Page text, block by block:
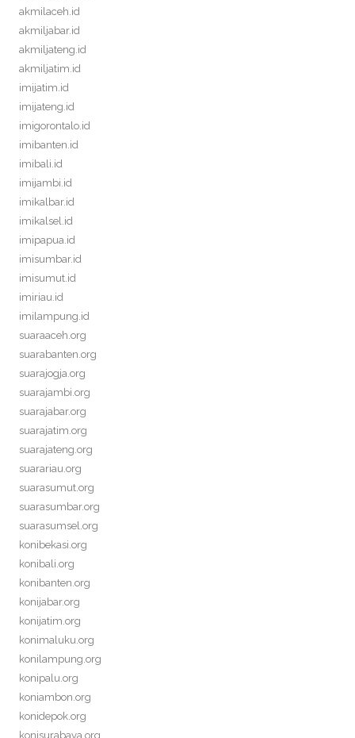
akmilaceh.id
akmiljabar.id
akmiljateng.id
akmiljatim.id
imijatim.id
imijateng.id
imigorontalo.id
imibanten.id
imibali.id
imijambi.id
imikalbar.id
imikalsel.id
imipapua.id
imisumbar.id
imisumut.id
imiriau.id
imilampung.id
suaraaceh.org
suarabanten.org
suarajogja.org
suarajambi.org
suarajabar.org
suarajatim.org
suarajateng.org
suarariau.org
suarasumut.org
suarasumbar.org
suarasumsel.org
konibekasi.org
konibali.org
konibanten.org
konijabar.org
konijatim.org
konimaluku.org
konilampung.org
konipalu.org
koniambon.org
konidepok.org
konisurabaya.org